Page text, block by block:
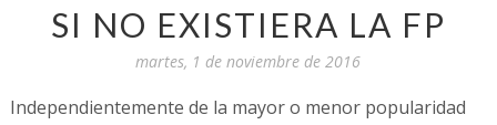
SI NO EXISTIERA LA FP
martes, 1 de noviembre de 2016
Independientemente de la mayor o menor popularidad